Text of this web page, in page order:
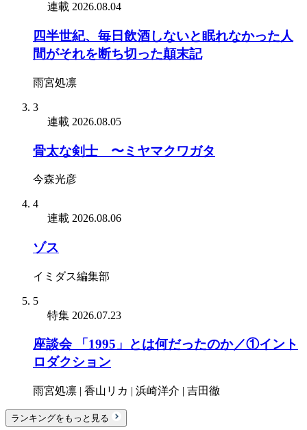
連載 2026.08.04
四半世紀、毎日飲酒しないと眠れなかった人
間がそれを断ち切った顛末記
雨宮処凛
3
連載 2026.08.05
骨太な剣士 〜ミヤマクワガタ
今森光彦
4
連載 2026.08.06
ゾス
イミダス編集部
5
特集 2026.07.23
座談会 「1995」とは何だったのか／①イント
ロダクション
雨宮処凛 | 香山リカ | 浜崎洋介 | 吉田徹
ランキングをもっと見る